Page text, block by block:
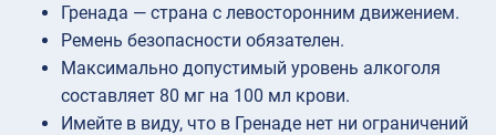
Гренада — страна с левосторонним движением.
Ремень безопасности обязателен.
Максимально допустимый уровень алкоголя
составляет 80 мг на 100 мл крови.
Имейте в виду, что в Гренаде нет ни ограничений